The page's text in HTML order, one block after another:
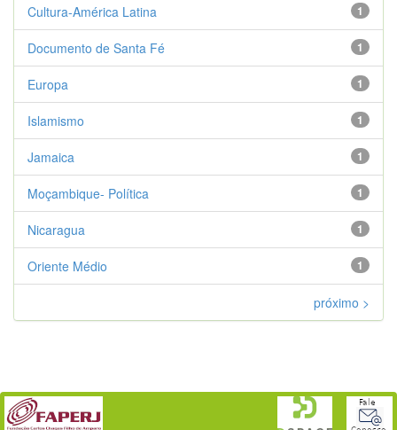
1
Cultura-América Latina
1
Documento de Santa Fé
1
Europa
1
Islamismo
1
Jamaica
1
Moçambique- Política
1
Nicaragua
1
Oriente Médio
próximo >